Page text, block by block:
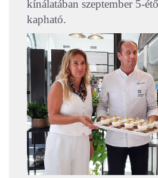
kínálatában szeptember 5-
kapható.